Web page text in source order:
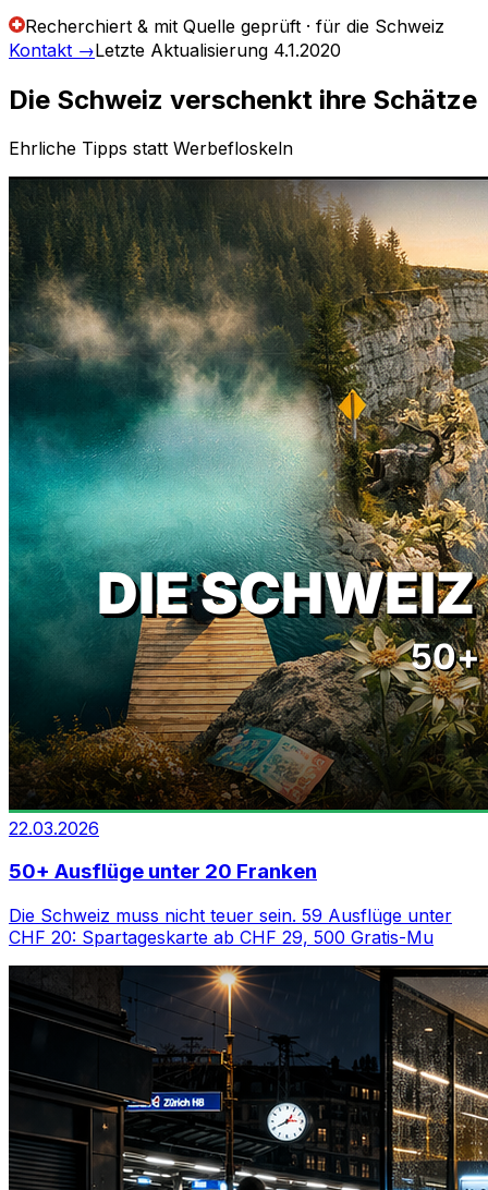
Recherchiert & mit Quelle geprüft · für die Schweiz
Kontakt →Letzte Aktualisierung 4.1.2020
Die Schweiz verschenkt ihre Schätze
Ehrliche Tipps statt Werbefloskeln
22.03.2026
50+ Ausflüge unter 20 Franken
Die Schweiz muss nicht teuer sein. 59 Ausflüge unter
CHF 20: Spartageskarte ab CHF 29, 500 Gratis-Mu